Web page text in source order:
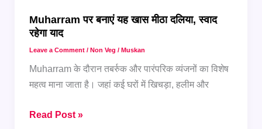
Muharram पर बनाएं यह खास मीठा दलिया, स्वाद
रहेगा याद
Leave a Comment / Non Veg / Muskan
Muharram के दौरान तबर्रुक और पारंपरिक व्यंजनों का विशेष
महत्व माना जाता है। जहां कई घरों में खिचड़ा, हलीम और
Muharram
Read Post »